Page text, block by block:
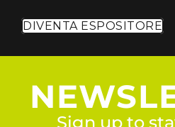
DIVENTA ESPOSITORE
Sign up to